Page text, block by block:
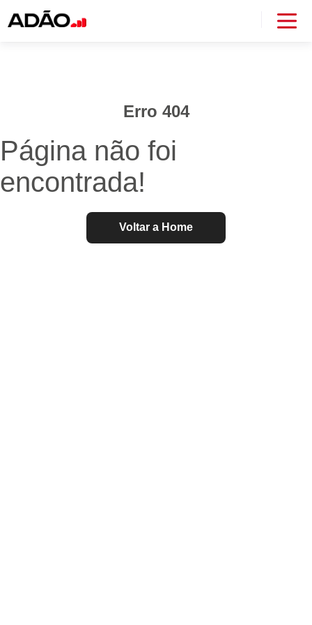
Erro 404
Página não foi
encontrada!
Voltar a Home